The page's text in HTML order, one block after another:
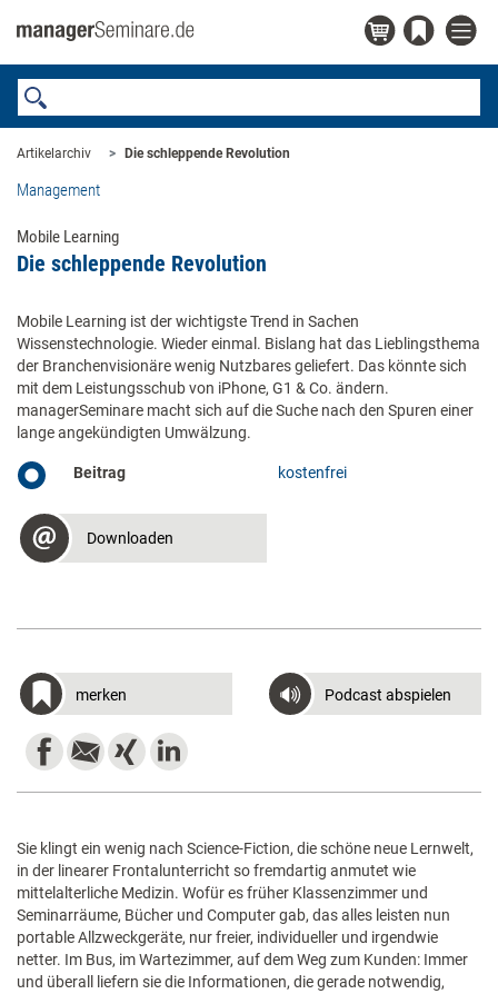
Artikelarchiv Die schleppende Revolution
Management
Mobile Learning
Die schleppende Revolution
Mobile Learning ist der wichtigste Trend in Sachen
Wissenstechnologie. Wieder einmal. Bislang hat das Lieblingsthema
der Branchenvisionäre wenig Nutzbares geliefert. Das könnte sich
mit dem Leistungsschub von iPhone, G1 & Co. ändern.
managerSeminare macht sich auf die Suche nach den Spuren einer
lange angekündigten Umwälzung.
Beitrag kostenfrei
Downloaden
merken Podcast abspielen
Sie klingt ein wenig nach Science-Fiction, die schöne neue Lernwelt,
in der linearer Frontalunterricht so fremdartig anmutet wie
mittelalterliche Medizin. Wofür es früher Klassenzimmer und
Seminarräume, Bücher und Computer gab, das alles leisten nun
portable Allzweckgeräte, nur freier, individueller und irgendwie
netter. Im Bus, im Wartezimmer, auf dem Weg zum Kunden: Immer
und überall liefern sie die Informationen, die gerade notwendig,